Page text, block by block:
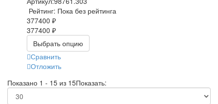
Рейтинг: Пока без рейтинга
377400 ₽
377400 ₽
Выбрать опцию
Сравнить
Отложить
Показано 1 - 15 из 15Показать: